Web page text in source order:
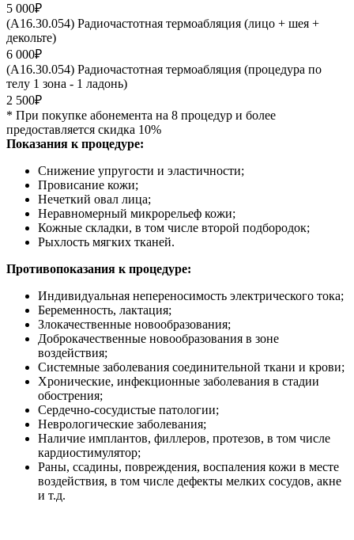
5 000₽
(A16.30.054) Радиочастотная термоабляция (лицо + шея +
декольте)
6 000₽
(A16.30.054) Радиочастотная термоабляция (процедура по
телу 1 зона - 1 ладонь)
2 500₽
* При покупке абонемента на 8 процедур и более
предоставляется скидка 10%
Показания к процедуре:
Снижение упругости и эластичности;
Провисание кожи;
Нечеткий овал лица;
Неравномерный микрорельеф кожи;
Кожные складки, в том числе второй подбородок;
Рыхлость мягких тканей.
Противопоказания к процедуре:
Индивидуальная непереносимость электрического тока;
Беременность, лактация;
Злокачественные новообразования;
Доброкачественные новообразования в зоне
воздействия;
Системные заболевания соединительной ткани и крови;
Хронические, инфекционные заболевания в стадии
обострения;
Сердечно-сосудистые патологии;
Неврологические заболевания;
Наличие имплантов, филлеров, протезов, в том числе
кардиостимулятор;
Раны, ссадины, повреждения, воспаления кожи в месте
воздействия, в том числе дефекты мелких сосудов, акне
и т.д.